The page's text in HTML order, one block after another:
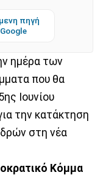
πηγή
ημέρα των
που θα
Ιουνίου
την κατάκτηση
στη νέα
Κόμμα